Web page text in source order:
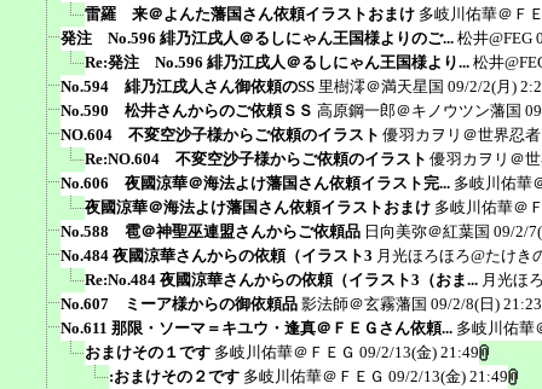
雷羅 来＠よんた藩国さん依頼イラストおまけ 多岐川佑華＠Ｆ
発注 No.596 緋乃江戌人＠るしにゃん王国様よりのご... 松井@FEG
Re:発注 No.596 緋乃江戌人＠るしにゃん王国様より... 松井
No.594 緋乃江戌人さん御依頼のSS 里樹澪＠満天星国 09/2/2(月)
No.590 松井さんからのご依頼ＳＳ 高原鋼一郎＠キノウツン藩国
NO.604 不変空沙子様からご依頼のイラスト 優羽カヲリ＠世界忍
Re:NO.604 不変空沙子様からご依頼のイラスト 優羽カヲリ＠
No.606 夜國涼華＠海法よけ藩国さん依頼イラスト完... 多岐川佑華
夜國涼華＠海法よけ藩国さん依頼イラストおまけ 多岐川佑華＠
No.588 雹＠神聖巫連盟さんからご依頼品 日向美弥＠紅葉国 09/2/
No.484 夜國涼華さんからの依頼（イラスト3 月光ほろほろ@たけき
Re:No.484 夜國涼華さんからの依頼（イラスト3（おま... 月光ほ
No.607 ミーア様からの御依頼品 影法師＠玄霧藩国 09/2/8(日) 21:23
No.611 那限・ソーマ＝キユウ・逢真＠ＦＥＧさん依頼... 多岐川佑華
おまけその１です 多岐川佑華＠ＦＥＧ 09/2/13(金) 21:49
:おまけその２です 多岐川佑華＠ＦＥＧ 09/2/13(金) 21:49